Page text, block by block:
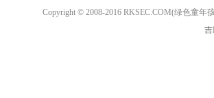
Copyright © 2008-2016 RKSEC.COM(绿色童年
吉